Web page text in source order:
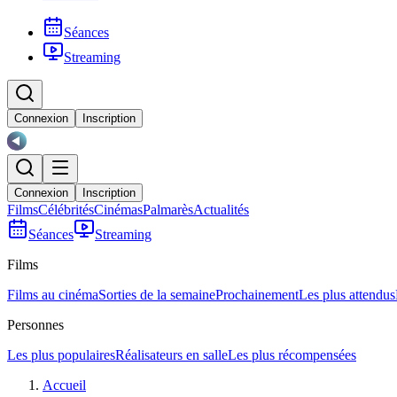
Séances
Streaming
Connexion Inscription
Connexion Inscription
FilmsCélébritésCinémasPalmarèsActualités
Séances
Streaming
Films
Films au cinémaSorties de la semaineProchainementLes plus attendus
Personnes
Les plus populairesRéalisateurs en salleLes plus récompensées
Accueil